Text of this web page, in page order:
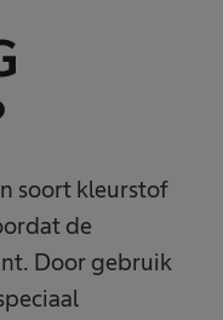
soort kleurstof
de
Door gebruik